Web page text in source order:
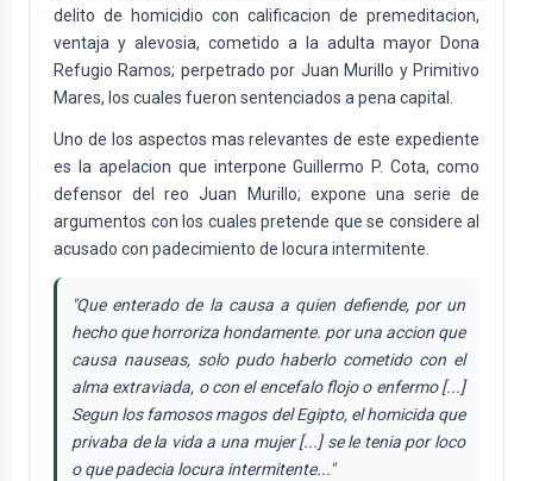
delito de homicidio con calificacion de premeditacion,
ventaja y alevosia, cometido a la adulta mayor Dona
Refugio Ramos; perpetrado por Juan Murillo y Primitivo
Mares, los cuales fueron sentenciados a pena capital.
Uno de los aspectos mas relevantes de este expediente
es la apelacion que interpone Guillermo P. Cota, como
defensor del reo Juan Murillo; expone una serie de
argumentos con los cuales pretende que se considere al
acusado con padecimiento de locura intermitente.
"Que enterado de la causa a quien defiende, por un
hecho que horroriza hondamente. por una accion que
causa nauseas, solo pudo haberlo cometido con el
alma extraviada, o con el encefalo flojo o enfermo [...]
Segun los famosos magos del Egipto, el homicida que
privaba de la vida a una mujer [...] se le tenia por loco
o que padecia locura intermitente..."